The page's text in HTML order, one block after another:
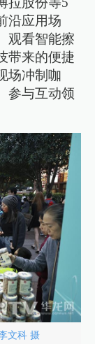
沿应用场
观看智能擦
带来的便捷
场冲制咖
参与互动领
文科 摄